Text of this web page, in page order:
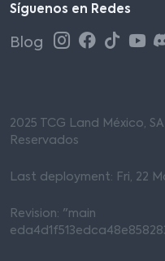
Síguenos en Redes
Blog
2025 TCG Land México,
Reservados
Last deployment: Fri, 22
Revision: "main